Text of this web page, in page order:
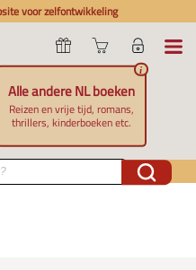
voor zelfontwikkeling
Alle andere NL boeken
Reizen en vrije tijd, romans,
thrillers, kinderboeken etc.
i